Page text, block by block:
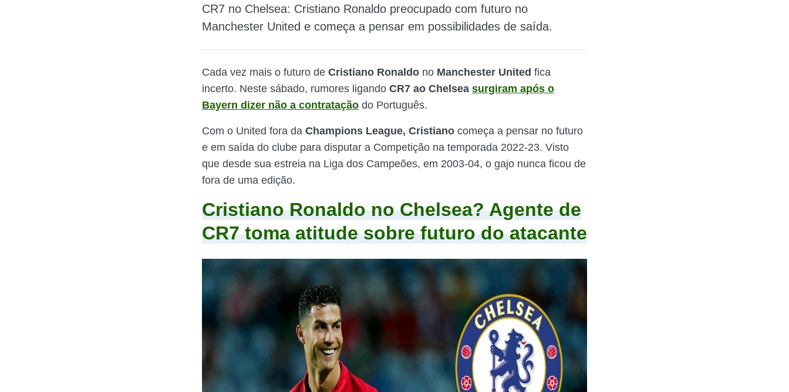
CR7 no Chelsea: Cristiano Ronaldo preocupado com futuro no
Manchester United e começa a pensar em possibilidades de saída.
Cada vez mais o futuro de Cristiano Ronaldo no Manchester United fica
incerto. Neste sábado, rumores ligando CR7 ao Chelsea surgiram após o
Bayern dizer não a contratação do Português.
Com o United fora da Champions League, Cristiano começa a pensar no futuro
e em saída do clube para disputar a Competição na temporada 2022-23. Visto
que desde sua estreia na Liga dos Campeões, em 2003-04, o gajo nunca ficou de
fora de uma edição.
Cristiano Ronaldo no Chelsea? Agente de
CR7 toma atitude sobre futuro do atacante